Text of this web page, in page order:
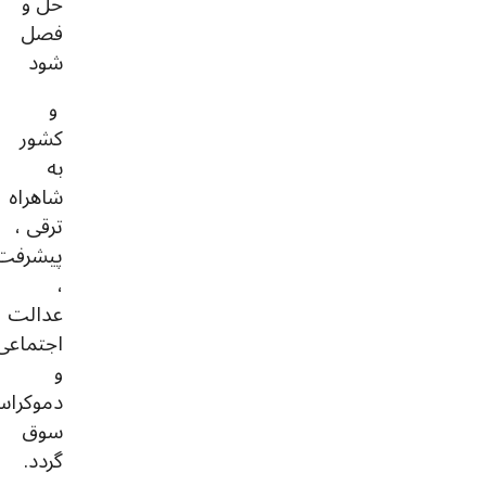
فصل
شود
و
کشور
به
شاهراه
ترقی ،
،
عدالت
و
سوق
گردد.